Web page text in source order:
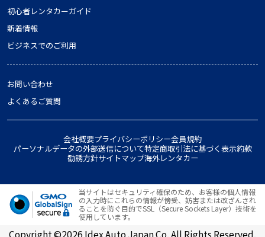
初心者レンタカーガイド
新着情報
ビジネスでのご利用
お問い合わせ
よくあるご質問
会社概要プライバシーポリシー会員規約
パーソナルデータの外部送信について特定商取引法に基づく表示約款
勧誘方針サイトマップ海外レンタカー
当サイトはセキュリティ確保のため、お客様の個人情報
の入力時にこれらの情報が傍受、妨害または改ざんされ
ることを防ぐ目的でSSL（Secure Sockets Layer）技術を
使用しています。
Copyright ©2026 Idex Auto Japan Co. All Rights Reserved.